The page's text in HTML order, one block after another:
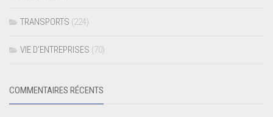
TRANSPORTS (224)
VIE D’ENTREPRISES (70)
COMMENTAIRES RÉCENTS